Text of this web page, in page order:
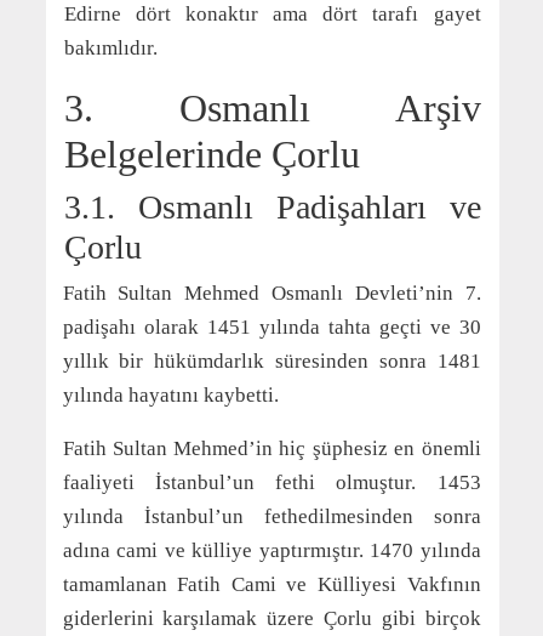
Edirne dört konaktır ama dört tarafı gayet
bakımlıdır.
3. Osmanlı Arşiv
Belgelerinde Çorlu
3.1. Osmanlı Padişahları ve
Çorlu
Fatih Sultan Mehmed Osmanlı Devleti’nin 7.
padişahı olarak 1451 yılında tahta geçti ve 30
yıllık bir hükümdarlık süresinden sonra 1481
yılında hayatını kaybetti.
Fatih Sultan Mehmed’in hiç şüphesiz en önemli
faaliyeti İstanbul’un fethi olmuştur. 1453
yılında İstanbul’un fethedilmesinden sonra
adına cami ve külliye yaptırmıştır. 1470 yılında
tamamlanan Fatih Cami ve Külliyesi Vakfının
giderlerini karşılamak üzere Çorlu gibi birçok